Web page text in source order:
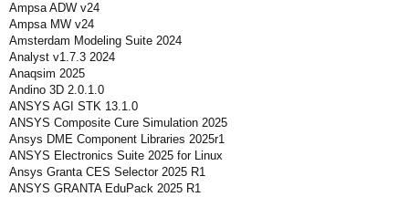
Ampsa ADW v24
Ampsa MW v24
Amsterdam Modeling Suite 2024
Analyst v1.7.3 2024
Anaqsim 2025
Andino 3D 2.0.1.0
ANSYS AGI STK 13.1.0
ANSYS Composite Cure Simulation 2025
Ansys DME Component Libraries 2025r1
ANSYS Electronics Suite 2025 for Linux
Ansys Granta CES Selector 2025 R1
ANSYS GRANTA EduPack 2025 R1